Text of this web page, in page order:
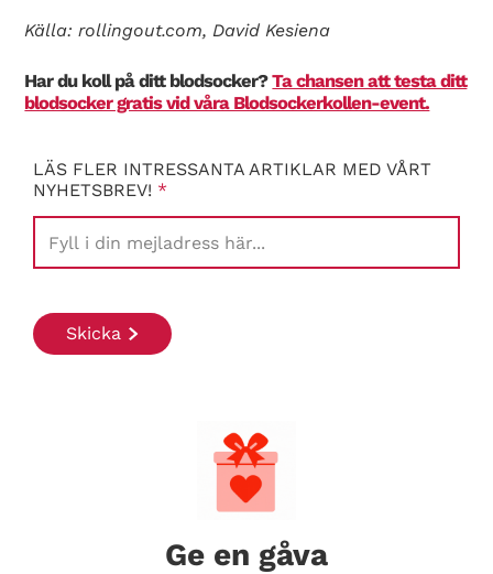
Källa: rollingout.com, David Kesiena
Har du koll på ditt blodsocker?Ta chansen att testa ditt
blodsocker gratis vid våra Blodsockerkollen-event.
LÄS FLER INTRESSANTA ARTIKLAR MED VÅRT
NYHETSBREV! *
Ge en gåva